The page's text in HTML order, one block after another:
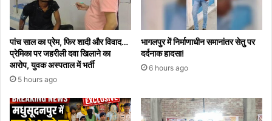
पांच साल का प्रेम, फिर शादी और विवाद…
प्रेमिका पर जहरीली दवा खिलाने का
आरोप, युवक अस्पताल में भर्ती
5 hours ago
भागलपुर में निर्माणाधीन समानांतर सेतु पर
दर्दनाक हादसा!
6 hours ago